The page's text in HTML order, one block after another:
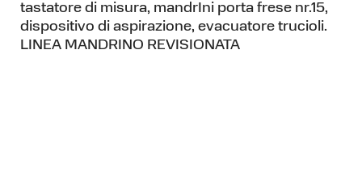
tastatore di misura, mandrIni porta frese nr.15,
dispositivo di aspirazione, evacuatore trucioli.
LINEA MANDRINO REVISIONATA